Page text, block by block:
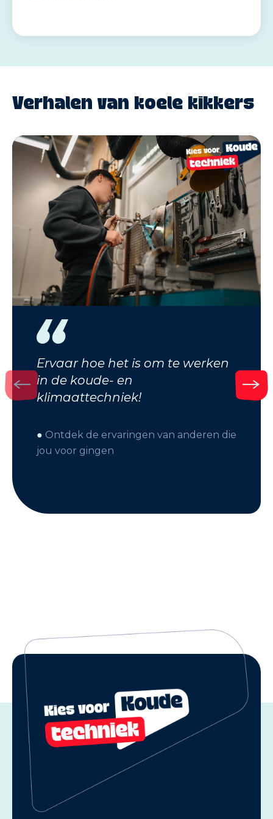
Verhalen van koele kikkers
Ervaar hoe het is om te werken
in de koude- en
klimaattechniek!
● Ontdek de ervaringen van anderen die
jou voor gingen